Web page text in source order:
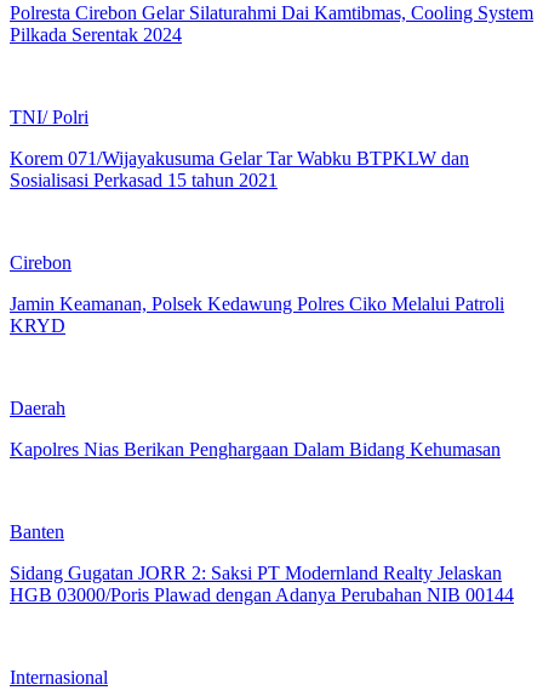
Polresta Cirebon Gelar Silaturahmi Dai Kamtibmas, Cooling System
Pilkada Serentak 2024
TNI/ Polri
Korem 071/Wijayakusuma Gelar Tar Wabku BTPKLW dan
Sosialisasi Perkasad 15 tahun 2021
Cirebon
Jamin Keamanan, Polsek Kedawung Polres Ciko Melalui Patroli
KRYD
Daerah
Kapolres Nias Berikan Penghargaan Dalam Bidang Kehumasan
Banten
Sidang Gugatan JORR 2: Saksi PT Modernland Realty Jelaskan
HGB 03000/Poris Plawad dengan Adanya Perubahan NIB 00144
Internasional